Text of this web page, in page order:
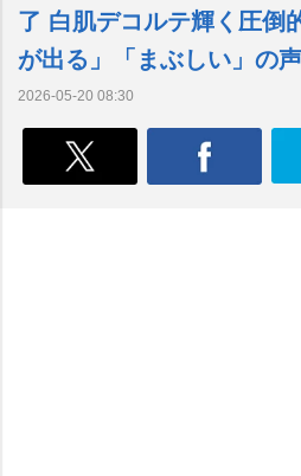
了 白肌デコルテ輝く圧倒
が出る」「まぶしい」の声
2026-05-20 08:30